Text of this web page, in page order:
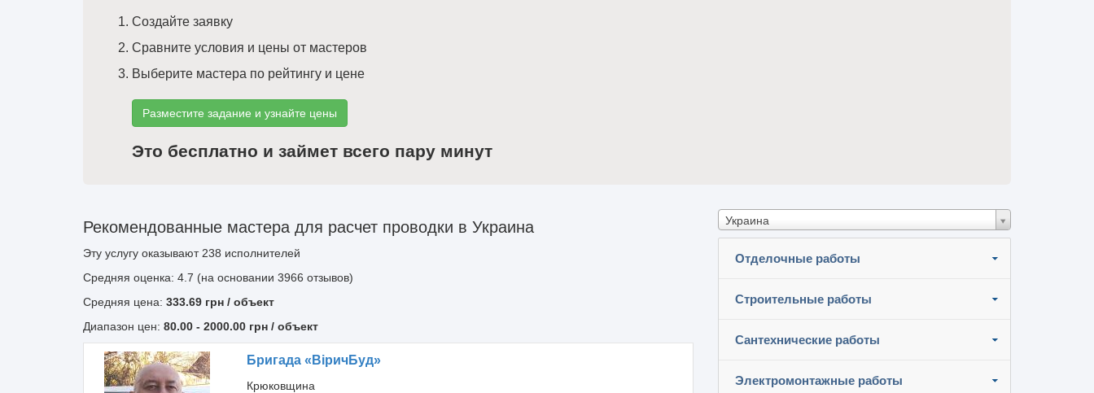
Создайте заявку
Сравните условия и цены от мастеров
Выберите мастера по рейтингу и цене
Разместите задание и узнайте цены
Это бесплатно и займет всего пару минут
Украина
Отделочные работы
Строительные работы
Сантехнические работы
Электромонтажные работы
Рекомендованные мастера для расчет проводки в Украина
Эту услугу оказывают 238 исполнителей
Средняя оценка: 4.7 (на основании 3966 отзывов)
Средняя цена: 333.69 грн / объект
Диапазон цен: 80.00 - 2000.00 грн / объект
Бригада «ВіричБуд»
Крюковщина